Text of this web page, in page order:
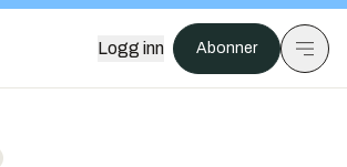
Logg inn Abonner